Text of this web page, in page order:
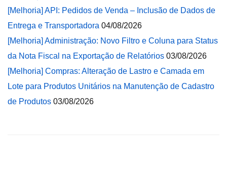
[Melhoria] API: Pedidos de Venda – Inclusão de Dados de
Entrega e Transportadora 04/08/2026
[Melhoria] Administração: Novo Filtro e Coluna para Status
da Nota Fiscal na Exportação de Relatórios 03/08/2026
[Melhoria] Compras: Alteração de Lastro e Camada em
Lote para Produtos Unitários na Manutenção de Cadastro
de Produtos 03/08/2026